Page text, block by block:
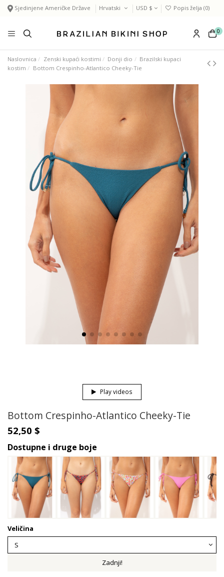
Sjedinjene Američke Države Hrvatski USD $ Popis želja (0)
0
Naslovnica Zenski kupaći kostimi Donji dio
Brazilski kupaci
kostim
Bottom Crespinho-Atlantico Cheeky-Tie
Play videos
Bottom Crespinho-Atlantico Cheeky-Tie
52,50 $
Dostupne i druge boje
Veličina
Zadnji!